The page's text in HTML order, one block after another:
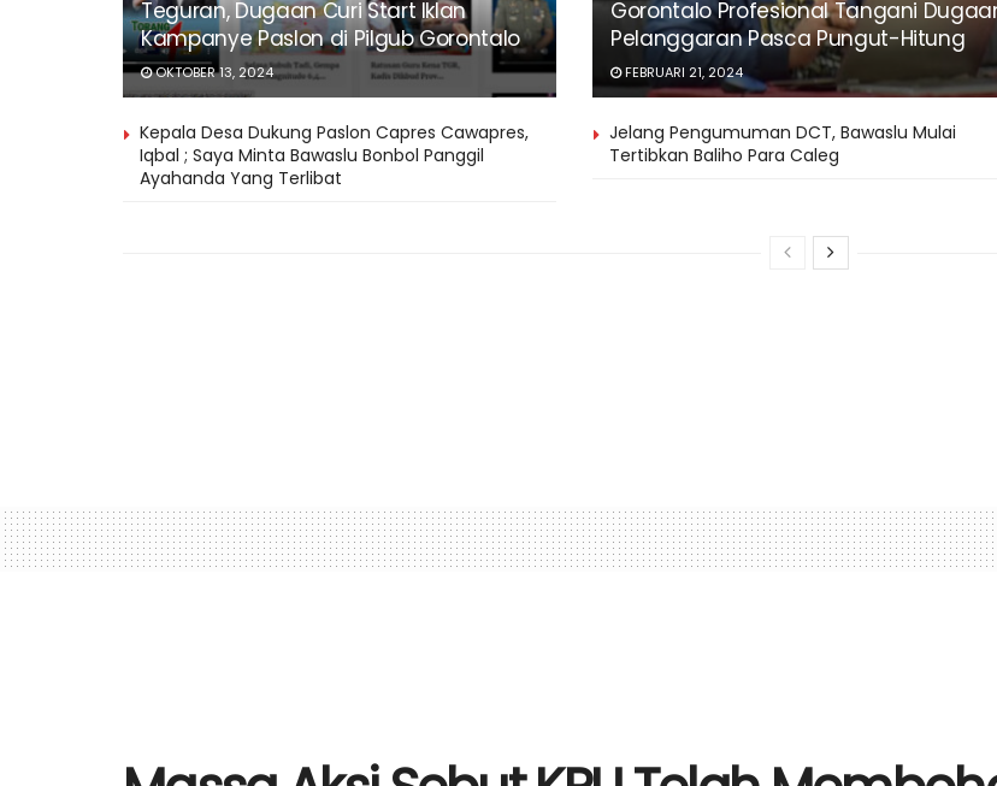
Teguran, Dugaan Curi Start Iklan
Kampanye Paslon di Pilgub Gorontalo
OKTOBER 13, 2024
Gorontalo Profesional Tangani
Pelanggaran Pasca Pungut-Hitung
FEBRUARI 21, 2024
Kepala Desa Dukung Paslon Capres Cawapres,
Iqbal ; Saya Minta Bawaslu Bonbol Panggil
Ayahanda Yang Terlibat
Jelang Pengumuman DCT, Bawaslu Mulai
Tertibkan Baliho Para Caleg